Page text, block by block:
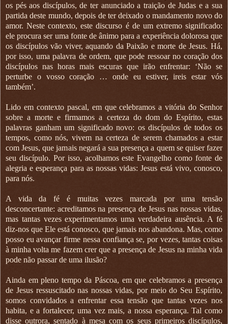
os pés aos discípulos, de ter anunciado a traição de Judas e a sua
partida deste mundo, depois de ter deixado o mandamento novo do
amor. Neste contexto, este discurso é de um extremo significado:
ele procura ser uma fonte de ânimo para a experiência dolorosa que
os discípulos vão viver, aquando da Paixão e morte de Jesus. Há,
por isso, uma palavra de ordem, que pode ressoar no coração dos
discípulos nas horas mais escuras que irão enfrentar: ‘Não se
perturbe o vosso coração … onde eu estiver, ireis estar vós
também’.
Lido em contexto pascal, em que celebramos a vitória do Senhor
sobre a morte e firmamos a certeza do dom do Espírito, estas
palavras ganham um significado novo: os discípulos de todos os
tempos, como nós, vivem na certeza de serem chamados a estar
com Jesus, que jamais negará a sua presença a quem se quiser fazer
seu discípulo. Por isso, acolhamos este Evangelho como fonte de
alegria e esperança para as nossas vidas: Jesus está vivo, conosco,
para nós.
A vida da fé é muitas vezes marcada por uma tensão
desconcertante: acreditamos na presença de Jesus nas nossas vidas,
mas tantas vezes experimentamos uma verdadeira ausência. A fé
diz-nos que Ele está conosco, que jamais nos abandona. Mas, como
posso eu avançar firme nessa confiança se, por vezes, tantas coisas
à minha volta me fazem crer que a presença de Jesus na minha vida
pode não passar de uma ilusão?
Ainda em pleno tempo da Páscoa, em que celebramos a presença
de Jesus ressuscitado nas nossas vidas, por meio do Seu Espírito,
somos convidados a enfrentar essa tensão que tantas vezes nos
habita, e a fortalecer, uma vez mais, a nossa esperança. Tal como
disse outrora, sentado à mesa com os seus primeiros discípulos,